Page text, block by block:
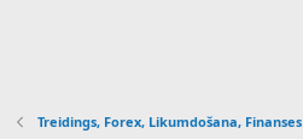
Treidings, Forex, Likumdošana, Finanses